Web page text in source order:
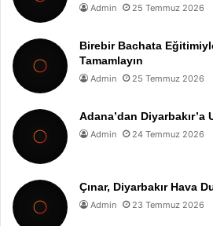
Admin 25 Temmuz 2026
Birebir Bachata
Tamamlayın
Admin 25 Temmuz 2026
Adana’dan Diyarbakır’a
Admin 24 Temmuz 2026
Çınar, Diyarbakır Hava
Admin 23 Temmuz 2026